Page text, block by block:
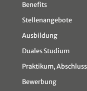
Benefits
Stellenangebote
Ausbildung
Duales Studium
Praktikum,
Bewerbung